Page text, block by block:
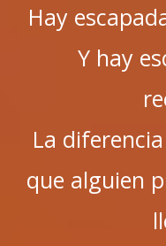
Hay
Y hay
La
que alguien